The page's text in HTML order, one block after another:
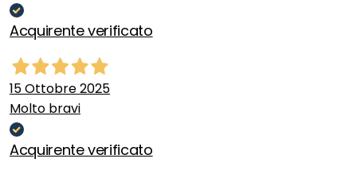
Acquirente verificato
15 Ottobre 2025
Molto bravi
Acquirente verificato